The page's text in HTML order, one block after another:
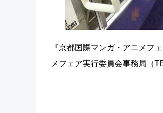
『京都国際マンガ・アニメフ
メフェア実行委員会事務局（